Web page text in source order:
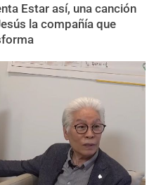
Estar así, una canción
la compañía que